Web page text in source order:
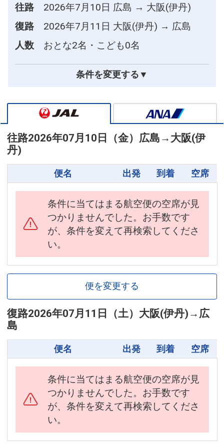
往路
2026年7月10日 広島 → 大阪(伊丹)
復路
2026年7月11日 大阪(伊丹) → 広島
人数
おとな2名・こども0名
条件を変更する▼
往路2026年07月10日（金） 広島 → 大阪(伊
丹)
便名 出発 到着 空席
条件に当てはまる航空便の空席が見
つかりませんでした。お手数です
が、条件を変えて再検索してくださ
い。
便を変更する
復路2026年07月11日（土） 大阪(伊丹) → 広
島
便名 出発 到着 空席
条件に当てはまる航空便の空席が見
つかりませんでした。お手数です
が、条件を変えて再検索してくださ
い。